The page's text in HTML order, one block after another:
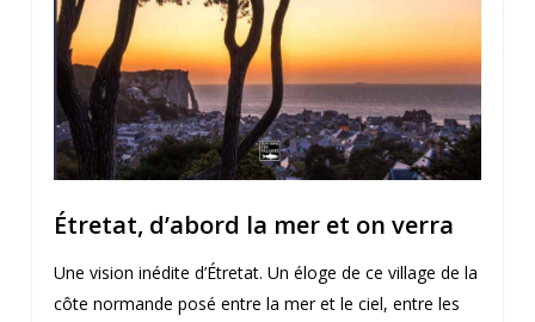
Étretat, d’abord la mer et on verra
Une vision inédite d’Étretat. Un éloge de ce village de la
côte normande posé entre la mer et le ciel, entre les